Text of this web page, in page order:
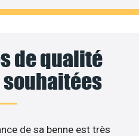
de qualité
de sa benne est très